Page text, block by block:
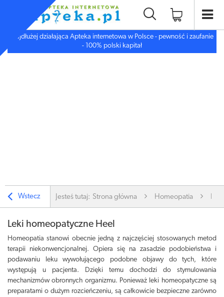
Najdłużej działająca Apteka internetowa w Polsce - pewność i zaufanie
- 100% polski kapitał
Wstecz Jesteś tutaj: Strona główna Homeopatia
Leki homeopatyczne Heel
Homeopatia stanowi obecnie jedną z najczęściej stosowanych metod
terapii niekonwencjonalnej. Opiera się na zasadzie podobieństwa i
podawaniu leku wywołującego podobne objawy do tych, które
występują u pacjenta. Dzięki temu dochodzi do stymulowania
mechanizmów obronnych organizmu. Ponieważ leki homeopatyczne są
preparatami o dużym rozcieńczeniu, są całkowicie bezpieczne zarówno